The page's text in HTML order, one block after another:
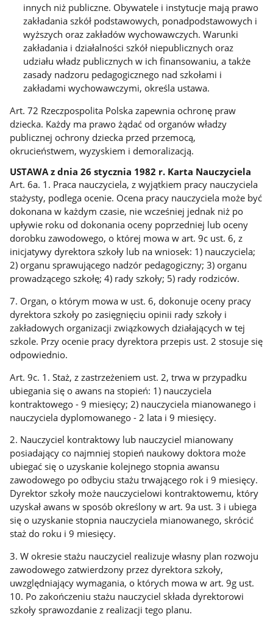
innych niż publiczne. Obywatele i instytucje mają prawo
zakładania szkół podstawowych, ponadpodstawowych i
wyższych oraz zakładów wychowawczych. Warunki
zakładania i działalności szkół niepublicznych oraz
udziału władz publicznych w ich finansowaniu, a także
zasady nadzoru pedagogicznego nad szkołami i
zakładami wychowawczymi, określa ustawa.
Art. 72 Rzeczpospolita Polska zapewnia ochronę praw
dziecka. Każdy ma prawo żądać od organów władzy
publicznej ochrony dziecka przed przemocą,
okrucieństwem, wyzyskiem i demoralizacją.
USTAWA z dnia 26 stycznia 1982 r. Karta Nauczyciela
Art. 6a. 1. Praca nauczyciela, z wyjątkiem pracy nauczyciela
stażysty, podlega ocenie. Ocena pracy nauczyciela może być
dokonana w każdym czasie, nie wcześniej jednak niż po
upływie roku od dokonania oceny poprzedniej lub oceny
dorobku zawodowego, o której mowa w art. 9c ust. 6, z
inicjatywy dyrektora szkoły lub na wniosek: 1) nauczyciela;
2) organu sprawującego nadzór pedagogiczny; 3) organu
prowadzącego szkołę; 4) rady szkoły; 5) rady rodziców.
7. Organ, o którym mowa w ust. 6, dokonuje oceny pracy
dyrektora szkoły po zasięgnięciu opinii rady szkoły i
zakładowych organizacji związkowych działających w tej
szkole. Przy ocenie pracy dyrektora przepis ust. 2 stosuje się
odpowiednio.
Art. 9c. 1. Staż, z zastrzeżeniem ust. 2, trwa w przypadku
ubiegania się o awans na stopień: 1) nauczyciela
kontraktowego - 9 miesięcy; 2) nauczyciela mianowanego i
nauczyciela dyplomowanego - 2 lata i 9 miesięcy.
2. Nauczyciel kontraktowy lub nauczyciel mianowany
posiadający co najmniej stopień naukowy doktora może
ubiegać się o uzyskanie kolejnego stopnia awansu
zawodowego po odbyciu stażu trwającego rok i 9 miesięcy.
Dyrektor szkoły może nauczycielowi kontraktowemu, który
uzyskał awans w sposób określony w art. 9a ust. 3 i ubiega
się o uzyskanie stopnia nauczyciela mianowanego, skrócić
staż do roku i 9 miesięcy.
3. W okresie stażu nauczyciel realizuje własny plan rozwoju
zawodowego zatwierdzony przez dyrektora szkoły,
uwzględniający wymagania, o których mowa w art. 9g ust.
10. Po zakończeniu stażu nauczyciel składa dyrektorowi
szkoły sprawozdanie z realizacji tego planu.